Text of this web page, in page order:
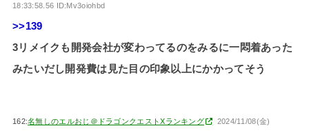
18:33:58.56 ID:Mv3oiohbd
>>139
3リメイクも開発会社が変わってるのをみるに一悶着あった
みたいだし開発費は見た目の印象以上にかかってそう
162:名無しのエルおじ＠ドラゴンクエストXランキング 2024/11/08(金)